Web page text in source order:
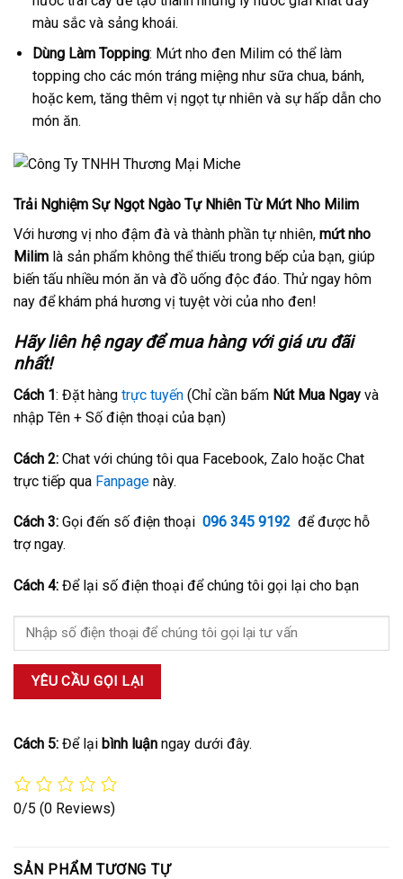
màu sắc và sảng khoái.
Dùng Làm Topping: Mứt nho đen Milim có thể làm
topping cho các món tráng miệng như sữa chua, bánh,
hoặc kem, tăng thêm vị ngọt tự nhiên và sự hấp dẫn cho
món ăn.
Trải Nghiệm Sự Ngọt Ngào Tự Nhiên Từ Mứt Nho Milim
Với hương vị nho đậm đà và thành phần tự nhiên, mứt nho
Milim là sản phẩm không thể thiếu trong bếp của bạn, giúp
biến tấu nhiều món ăn và đồ uống độc đáo. Thử ngay hôm
nay để khám phá hương vị tuyệt vời của nho đen!
Hãy liên hệ ngay để mua hàng với giá ưu đãi
nhất!
Cách 1: Đặt hàng trực tuyến (Chỉ cần bấm Nút Mua Ngay và
nhập Tên + Số điện thoại của bạn)
Cách 2: Chat với chúng tôi qua Facebook, Zalo hoặc Chat
trực tiếp qua Fanpage này.
Cách 3: Gọi đến số điện thoại 096 345 9192 để được hỗ
trợ ngay.
Cách 4: Để lại số điện thoại để chúng tôi gọi lại cho bạn
Cách 5: Để lại bình luận ngay dưới đây.
0/5 (0 Reviews)
SẢN PHẨM TƯƠNG TỰ